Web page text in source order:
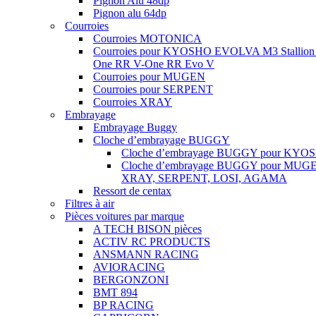
Pignon alu 64dp
Courroies
Courroies MOTONICA
Courroies pour KYOSHO EVOLVA M3
One RR V-One RR Evo V
Courroies pour MUGEN
Courroies pour SERPENT
Courroies XRAY
Embrayage
Embrayage Buggy
Cloche d’embrayage BUGGY
Cloche d’embrayage BUGGY pour
Cloche d’embrayage BUGGY pour
XRAY, SERPENT, LOSI, AGAMA
Ressort de centax
Filtres à air
Pièces voitures par marque
A TECH BISON pièces
ACTIV RC PRODUCTS
ANSMANN RACING
AVIORACING
BERGONZONI
BMT 894
BP RACING